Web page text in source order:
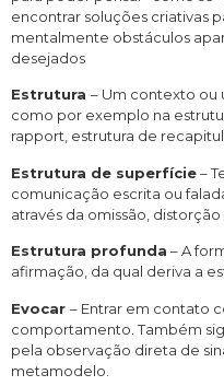
encontrar soluções criativas
mentalmente obstáculos
desejados
Estrutura – Um contexto ou
como por exemplo na
rapport, estrutura de
Estrutura de superfície–
comunicação escrita ou
através da omissão,
Estrutura profunda – A
afirmação, da qual deriva a
Evocar – Entrar em contato
comportamento. Também
pela observação direta de
metamodelo.